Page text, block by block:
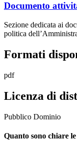
Documento
Sezione dedicata ai
politica
Formati
pdf
Licenza di
Pubblico Dominio
Quanto sono chiare